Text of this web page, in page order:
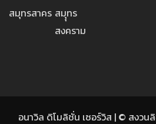
สมุทรสาคร สมุุทร
สงคราม
อนาวิล ดิโมลิชั่น เซอร์วิส | © สงวน